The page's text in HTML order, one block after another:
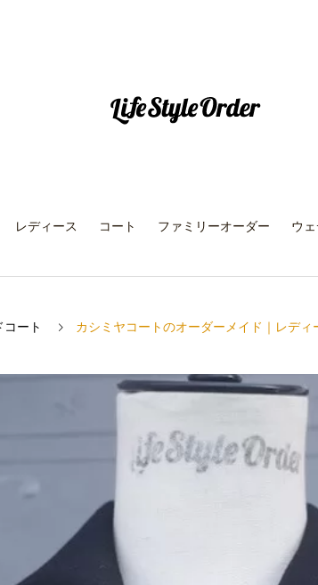
レディース コート ファミリーオーダー ウ
コート カシミヤコートのオーダーメイド｜レディ